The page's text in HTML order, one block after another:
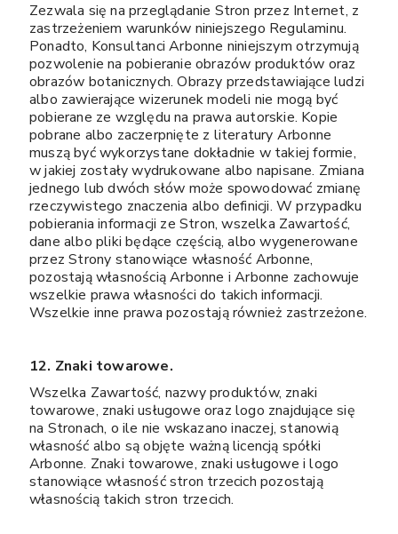
Zezwala się na przeglądanie Stron przez Internet, z
zastrzeżeniem warunków niniejszego Regulaminu.
Ponadto, Konsultanci Arbonne niniejszym otrzymują
pozwolenie na pobieranie obrazów produktów oraz
obrazów botanicznych. Obrazy przedstawiające ludzi
albo zawierające wizerunek modeli nie mogą być
pobierane ze względu na prawa autorskie. Kopie
pobrane albo zaczerpnięte z literatury Arbonne
muszą być wykorzystane dokładnie w takiej formie,
w jakiej zostały wydrukowane albo napisane. Zmiana
jednego lub dwóch słów może spowodować zmianę
rzeczywistego znaczenia albo definicji. W przypadku
pobierania informacji ze Stron, wszelka Zawartość,
dane albo pliki będące częścią, albo wygenerowane
przez Strony stanowiące własność Arbonne,
pozostają własnością Arbonne i Arbonne zachowuje
wszelkie prawa własności do takich informacji.
Wszelkie inne prawa pozostają również zastrzeżone.
12. Znaki towarowe.
Wszelka Zawartość, nazwy produktów, znaki
towarowe, znaki usługowe oraz logo znajdujące się
na Stronach, o ile nie wskazano inaczej, stanowią
własność albo są objęte ważną licencją spółki
Arbonne. Znaki towarowe, znaki usługowe i logo
stanowiące własność stron trzecich pozostają
własnością takich stron trzecich.